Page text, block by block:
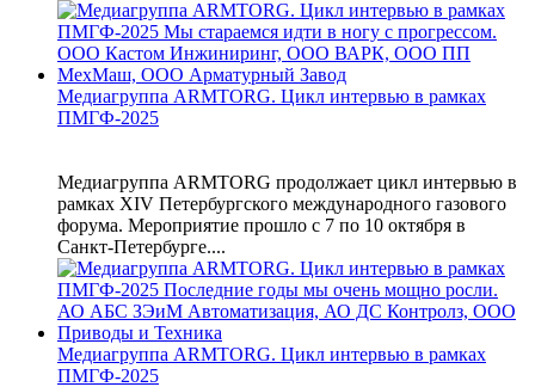
Медиагруппа ARMTORG. Цикл интервью в рамках
ПМГФ-2025
Медиагруппа ARMTORG продолжает цикл интервью в
рамках XIV Петербургского международного газового
форума. Мероприятие прошло с 7 по 10 октября в
Санкт-Петербурге....
Медиагруппа ARMTORG. Цикл интервью в рамках
ПМГФ-2025